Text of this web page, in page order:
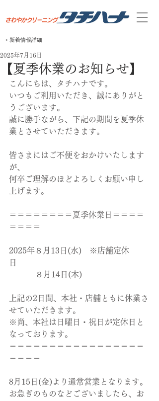
> 新着​情報​詳細
【夏季休業のお知らせ】
2025年7月16日
こんにちは、タチハナです。
いつもご利用いただき、誠にありがと
うございます。
誠に勝手ながら、下記の期間を夏季休
業とさせていただきます。
皆さまにはご不便をおかけいたします
が、
何卒ご理解のほどよろしくお願い申し
上げます。
＝＝＝＝ ＝＝ ＝＝夏季休業日＝ ＝＝ ＝
＝＝＝＝
2025年８月13日(水)　※店舗定休
日
８月14日(木)
上記の2日間、本社・店舗ともに休業さ
せていただきます。
⁡※尚、本社は日曜日・祝日が定休日と
なっております。
⁡＝＝＝＝＝＝＝＝＝＝＝＝＝＝ ＝＝＝
＝ ＝＝＝
8月15日(金)より通常営業となります。
お急ぎのものなどございましたら、お